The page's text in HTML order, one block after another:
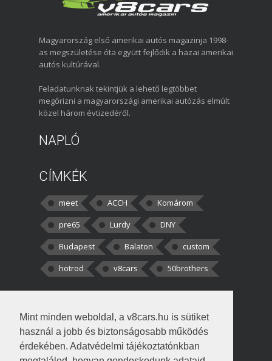
Mint minden weboldal, a v8cars.hu is sütiket
használ a jobb és biztonságosabb működés
érdekében. Adatvédelmi tájékoztatónkban
Magyarország első amerikai autós magazinja 1998-
as megszületése óta együtt fejlődik a hazai amerikai
autós kultúrával.
Feladatunknak tekintjük a lehető legtöbbet
megőrizni a magyarországi amerikai autózás elmúlt
közel három évtizedéről.
NAPLÓ
CÍMKÉK
meet ACCH
Komárom
pre65
Lurdy
DNY
Budapest
Balaton
custom
hotrod
v8cars 50brothers
kortisz:Elszúrtam! Én csak két
darabbaal számoltam. Nem tudtam, hogy fél autót,